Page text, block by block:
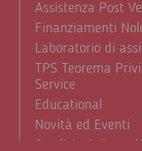
Assistenza Post
Finanziamenti
Laboratorio di
TPS Teorema
Service
Educational
Novità ed Eventi
Condizioni di